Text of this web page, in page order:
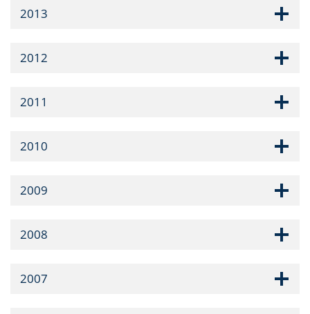
2013
2012
2011
2010
2009
2008
2007